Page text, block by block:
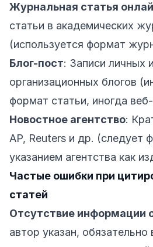
Журнальная статья
статьи в академических
(используется формат
Блог-пост: Записи личных
организационных блогов
формат статьи, иногда
Новостное агентство:
AP, Reuters и др. (следует
указанием агентства как
Частые ошибки при
статей
Отсутствие информации
автор указан, обязательно